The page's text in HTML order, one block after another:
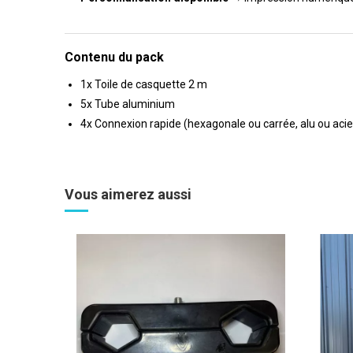
Contenu du pack
1x Toile de casquette 2 m
5x Tube aluminium
4x Connexion rapide (hexagonale ou carrée, alu ou
Vous aimerez aussi